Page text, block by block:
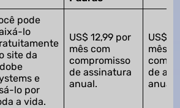
pode
lo
site da
e
lo por
a vida.
US$ 12,99 por
mês com
compromisso
de assinatura
anual.
US$
mês
de
anual.